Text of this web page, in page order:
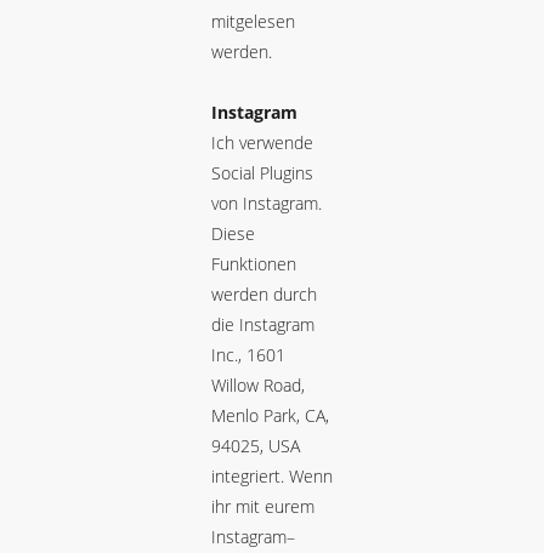
mitgelesen
werden.
Instagram
Ich verwende
Social Plugins
von Instagram.
Diese
Funktionen
werden durch
die Instagram
Inc., 1601
Willow Road,
Menlo Park, CA,
94025, USA
integriert. Wenn
ihr mit eurem
Instagram–